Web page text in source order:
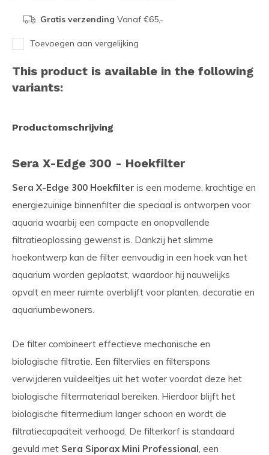
Gratis verzending Vanaf €65,-
Toevoegen aan vergelijking
This product is available in the following
variants:
Productomschrijving
Sera X-Edge 300 - Hoekfilter
Sera X-Edge 300 Hoekfilter is een moderne, krachtige en
energiezuinige binnenfilter die speciaal is ontworpen voor
aquaria waarbij een compacte en onopvallende
filtratieoplossing gewenst is. Dankzij het slimme
hoekontwerp kan de filter eenvoudig in een hoek van het
aquarium worden geplaatst, waardoor hij nauwelijks
opvalt en meer ruimte overblijft voor planten, decoratie en
aquariumbewoners.
De filter combineert effectieve mechanische en
biologische filtratie. Een filtervlies en filterspons
verwijderen vuildeeltjes uit het water voordat deze het
biologische filtermateriaal bereiken. Hierdoor blijft het
biologische filtermedium langer schoon en wordt de
filtratiecapaciteit verhoogd. De filterkorf is standaard
gevuld met Sera Siporax Mini Professional, een